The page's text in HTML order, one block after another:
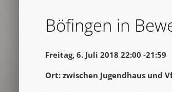
Böfingen in
Freitag, 6. Juli 2018 22:00 -21:59
Ort: zwischen Jugendhaus und